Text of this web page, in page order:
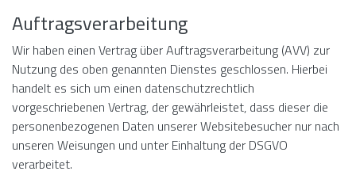
Auftragsverarbeitung
Wir haben einen Vertrag über Auftragsverarbeitung (AVV) zur
Nutzung des oben genannten Dienstes geschlossen. Hierbei
handelt es sich um einen datenschutzrechtlich
vorgeschriebenen Vertrag, der gewährleistet, dass dieser die
personenbezogenen Daten unserer Websitebesucher nur nach
unseren Weisungen und unter Einhaltung der DSGVO
verarbeitet.